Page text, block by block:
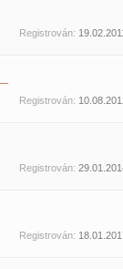
Registrován:
Registrován:
Registrován:
Registrován: